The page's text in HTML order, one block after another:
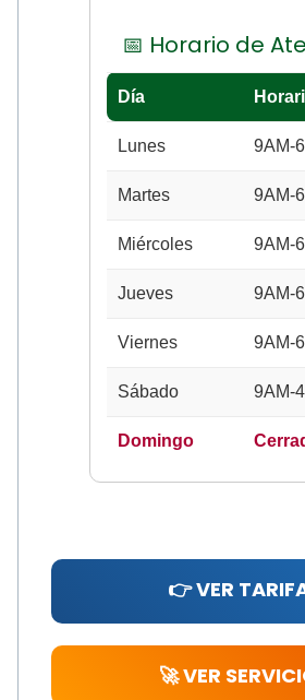
📅 Horario de
Día
Lunes 9AM-
Martes 9AM-
Miércoles 9AM-
Jueves 9AM-
Viernes 9AM-
Sábado 9AM-
Domingo
👉 VER
🚀 VER